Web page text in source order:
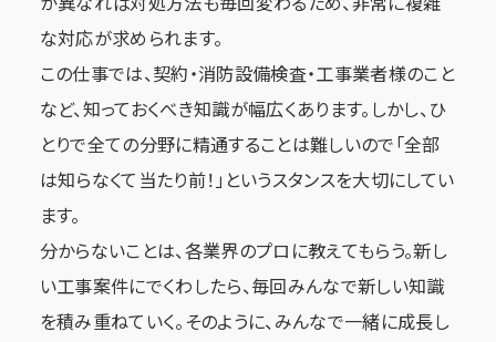
な対応が求められます。
この仕事では、契約・消防設備検査・工事業者様のこと
など、知っておくべき知識が幅広くあります。しかし、ひ
とりで全ての分野に精通することは難しいので「全部
は知らなくて当たり前！」というスタンスを大切にしてい
ます。
分からないことは、各業界のプロに教えてもらう。新し
い工事案件にでくわしたら、毎回みんなで新しい知識
を積み重ねていく。そのように、みんなで一緒に成長し